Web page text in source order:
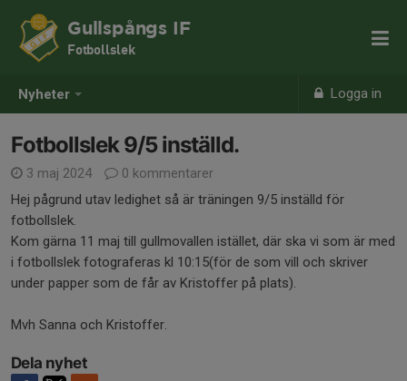
Nyheter Logga in
Gullspångs IF
Fotbollslek
Fotbollslek 9/5 inställd.
3 maj 2024
0 kommentarer
Hej pågrund utav ledighet så är träningen 9/5 inställd för
fotbollslek.
Kom gärna 11 maj till gullmovallen istället, där ska vi som är med
i fotbollslek fotograferas kl 10:15(för de som vill och skriver
under papper som de får av Kristoffer på plats).
Mvh Sanna och Kristoffer.
Dela nyhet